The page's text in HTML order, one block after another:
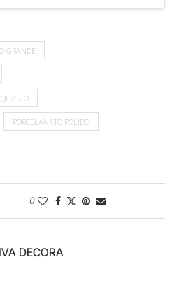
GRANDE
PORCELANATO POLIDO
0
DECORA